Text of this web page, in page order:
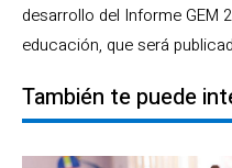
desarrollo del Informe GEM
educación, que será
También te puede